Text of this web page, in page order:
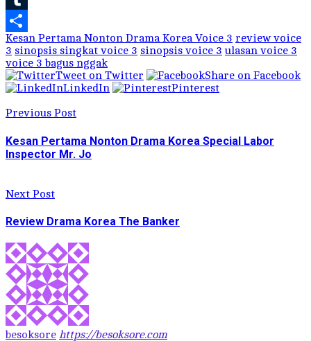
Tumblr
Share
Kesan Pertama Nonton Drama Korea Voice 3 review voice
3 sinopsis singkat voice 3 sinopsis voice 3 ulasan voice 3
voice 3 bagus nggak
Tweet on Twitter
Share on Facebook
LinkedIn
Pinterest
Previous Post
Kesan Pertama Nonton Drama Korea Special Labor
Inspector Mr. Jo
Next Post
Review Drama Korea The Banker
besoksore https://besoksore.com